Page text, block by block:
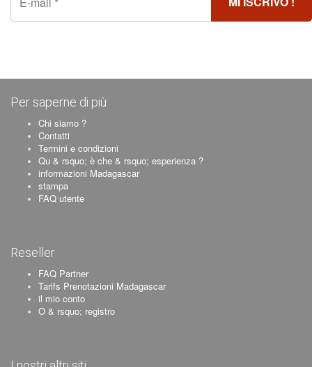
Per saperne di più
Chi siamo ?
Contatti
Termini e condizioni
Qu & rsquo; è che & rsquo; esperienza ?
informazioni Madagascar
stampa
FAQ utente
Reseller
FAQ Partner
Tarifs Prenotazioni Madagascar
il mio conto
O & rsquo; registro